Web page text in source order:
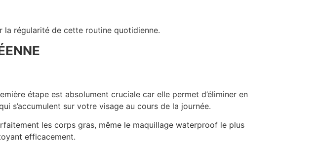
la régularité de cette routine quotidienne.
étape est absolument cruciale car elle permet d’éliminer en
s’accumulent sur votre visage au cours de la journée.
les corps gras, même le maquillage waterproof le plus
efficacement.